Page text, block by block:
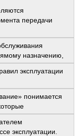
передачи
назначению,
эксплуатации
понимается
эксплуатации.